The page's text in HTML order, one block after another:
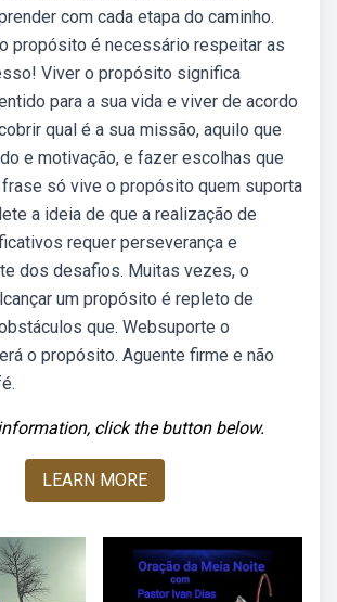
com cada etapa do caminho.
propósito é necessário respeitar as
Viver o propósito significa
para a sua vida e viver de acordo
qual é a sua missão, aquilo que
e motivação, e fazer escolhas que
só vive o propósito quem suporta
a ideia de que a realização de
requer perseverança e
dos desafios. Muitas vezes, o
um propósito é repleto de
que. Websuporte o
o propósito. Aguente firme e não
click the button below.
LEARN MORE